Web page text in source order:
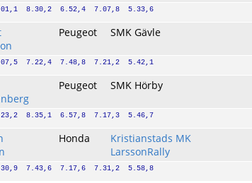
8.30,2  6.52,4  7.07,8  5.33,6
Peugeot SMK Gävle
7.22,4  7.48,8  7.21,2  5.42,1
Peugeot SMK Hörby
8.35,1  6.57,8  7.17,3  5.46,7
Honda
Kristianstads MK
LarssonRally
7.43,6  7.17,6  7.31,2  5.58,8